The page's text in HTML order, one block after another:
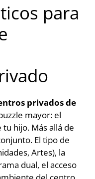
para
privados de
mayor: el
hijo. Más allá de
El tipo de
Artes), la
dual, el acceso